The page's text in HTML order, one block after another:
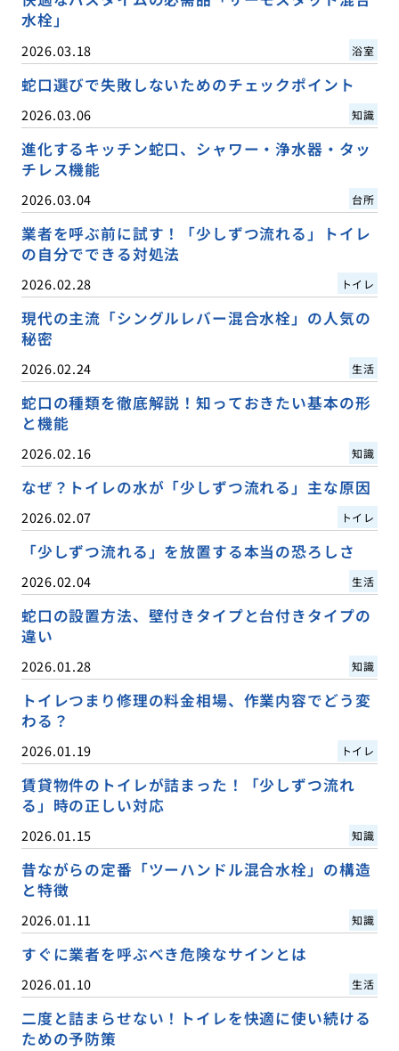
水栓」
2026.03.18 浴室
蛇口選びで失敗しないためのチェックポイント
2026.03.06 知識
進化するキッチン蛇口、シャワー・浄水器・タッ
チレス機能
2026.03.04 台所
業者を呼ぶ前に試す！「少しずつ流れる」トイレ
の自分でできる対処法
2026.02.28 トイレ
現代の主流「シングルレバー混合水栓」の人気の
秘密
2026.02.24 生活
蛇口の種類を徹底解説！知っておきたい基本の形
と機能
2026.02.16 知識
なぜ？トイレの水が「少しずつ流れる」主な原因
2026.02.07 トイレ
「少しずつ流れる」を放置する本当の恐ろしさ
2026.02.04 生活
蛇口の設置方法、壁付きタイプと台付きタイプの
違い
2026.01.28 知識
トイレつまり修理の料金相場、作業内容でどう変
わる？
2026.01.19 トイレ
賃貸物件のトイレが詰まった！「少しずつ流れ
る」時の正しい対応
2026.01.15 知識
昔ながらの定番「ツーハンドル混合水栓」の構造
と特徴
2026.01.11 知識
すぐに業者を呼ぶべき危険なサインとは
2026.01.10 生活
二度と詰まらせない！トイレを快適に使い続ける
ための予防策